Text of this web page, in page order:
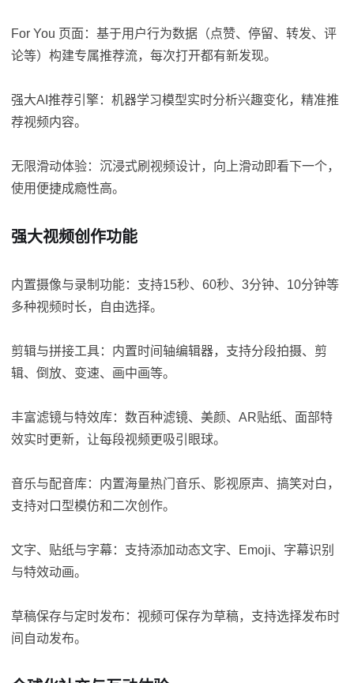
For You 页面：基于用户行为数据（点赞、停留、转发、评
论等）构建专属推荐流，每次打开都有新发现。
强大AI推荐引擎：机器学习模型实时分析兴趣变化，精准推
荐视频内容。
无限滑动体验：沉浸式刷视频设计，向上滑动即看下一个，
使用便捷成瘾性高。
强大视频创作功能
内置摄像与录制功能：支持15秒、60秒、3分钟、10分钟等
多种视频时长，自由选择。
剪辑与拼接工具：内置时间轴编辑器，支持分段拍摄、剪
辑、倒放、变速、画中画等。
丰富滤镜与特效库：数百种滤镜、美颜、AR贴纸、面部特
效实时更新，让每段视频更吸引眼球。
音乐与配音库：内置海量热门音乐、影视原声、搞笑对白，
支持对口型模仿和二次创作。
文字、贴纸与字幕：支持添加动态文字、Emoji、字幕识别
与特效动画。
草稿保存与定时发布：视频可保存为草稿，支持选择发布时
间自动发布。